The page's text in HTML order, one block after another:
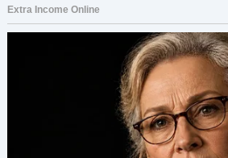
— Прекрасная идея, Женя.
маленький праздник.
Мы оделись нарядно, будто на
свидание. Ресторан оказался
шикарным — мягкий свет,
скатерти, утончённая музыка.
доели свой ужин, когда я вдруг